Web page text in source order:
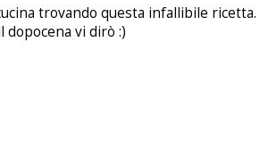
trovando questa infallibile ricetta.
vi dirò :)